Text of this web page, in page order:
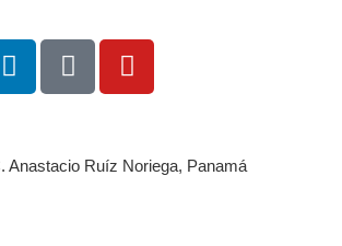
Anastacio Ruíz Noriega, Panamá